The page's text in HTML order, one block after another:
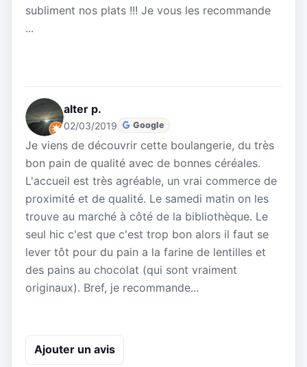
subliment nos plats !!! Je vous les recommande
...
alter p.
02/03/2019 Google
Je viens de découvrir cette boulangerie, du très
bon pain de qualité avec de bonnes céréales.
L'accueil est très agréable, un vrai commerce de
proximité et de qualité. Le samedi matin on les
trouve au marché à côté de la bibliothèque. Le
seul hic c'est que c'est trop bon alors il faut se
lever tôt pour du pain a la farine de lentilles et
des pains au chocolat (qui sont vraiment
originaux). Bref, je recommande...
Ajouter un avis